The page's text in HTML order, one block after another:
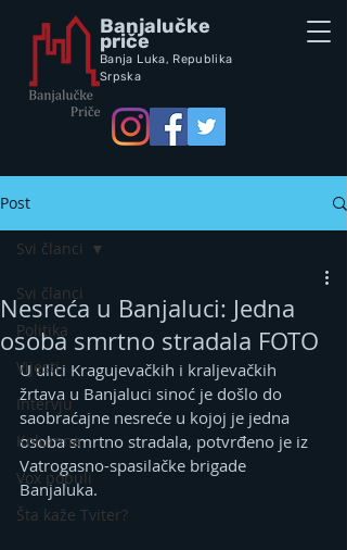
Banjalučke
priče
Banja Luka, Republika
Srpska
Post
Svi članci
Politika
Vijesti
Intervju
Kolumna
Vox populi
Šta kaže Tviter?
Svi članci
Nesreća u Banjaluci: Jedna
osoba smrtno stradala FOTO
U ulici Kragujevačkih i kraljevačkih
žrtava u Banjaluci sinoć je došlo do
saobraćajne nesreće u kojoj je jedna
osoba smrtno stradala, potvrđeno je iz
Vatrogasno-spasilačke brigade
Banjaluka.